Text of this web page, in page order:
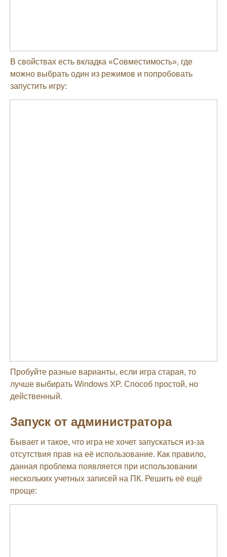
В свойствах есть вкладка «Совместимость», где
можно выбрать один из режимов и попробовать
запустить игру:
Пробуйте разные варианты, если игра старая, то
лучше выбирать Windows XP. Способ простой, но
действенный.
Запуск от администратора
Бывает и такое, что игра не хочет запускаться из-за
отсутствия прав на её использование. Как правило,
данная проблема появляется при использовании
нескольких учетных записей на ПК. Решить её ещё
проще: